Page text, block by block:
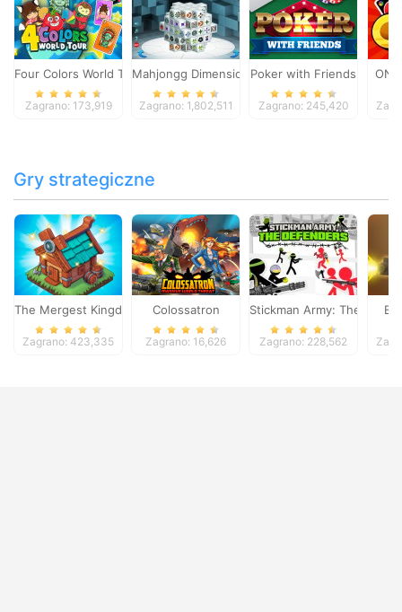
Four Colors World Tour
Zagrano: 173,919
Mahjongg Dimensions
Zagrano: 1,802,511
Poker with Friends
Zagrano: 245,420
Gry strategiczne
The Mergest Kingdom
Zagrano: 423,335
Colossatron
Zagrano: 16,626
Stickman Army: The
Zagrano: 228,562